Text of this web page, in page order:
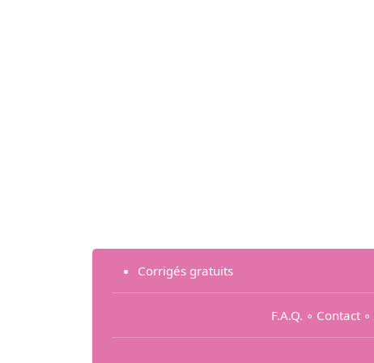
Corrigés gratuits
F.A.Q. ∘ Contact∘